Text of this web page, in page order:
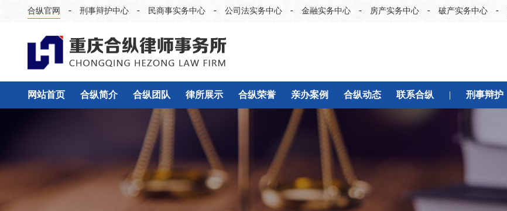
合纵官网 - 刑事辩护中心 - 民商事实务中心 - 公司法实务中心 - 金融实务中心 - 房产实务中心 - 破产实务中心 -
网站首页 合纵简介 合纵团队 律所展示 合纵荣誉 亲办案例 合纵动态 联系合纵 | 刑事辩护